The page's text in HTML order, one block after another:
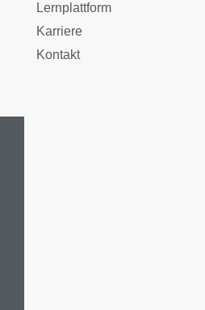
Lernplattform
Karriere
Kontakt